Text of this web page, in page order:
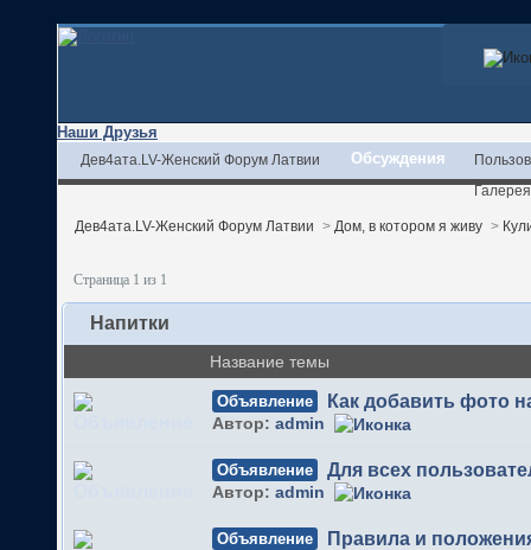
Наши Друзья
Дев4ата.LV-Женский Форум Латвии Обсуждения
Галерея
Дев4ата.LV-Женский Форум Латвии > Дом, в котором я живу >
Страница 1 из 1
Напитки
Название темы
Объявление Как добавить фото
Автор: admin
Объявление Для всех
Автор: admin
Объявление Правила и